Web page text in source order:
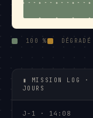
100 %
▮ MISSION LOG ·
JOURS
J-1 · 14:08